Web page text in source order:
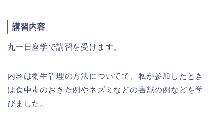
講習内容
丸一日座学で講習を受けます。
内容は衛生管理の方法についてで、私が参加したとき
は食中毒のおきた例やネズミなどの害獣の例などを学
びました。